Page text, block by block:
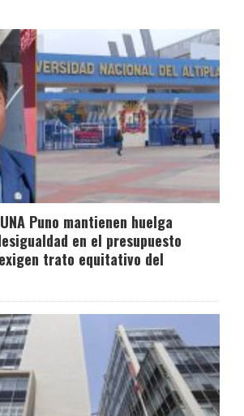
Puno mantienen huelga
en el presupuesto
trato equitativo del